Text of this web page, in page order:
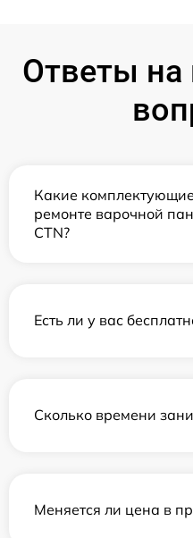
Ответы на
Какие
ремонте варочной
CTN?
Есть ли у вас
Сколько времени
Меняется ли цена в